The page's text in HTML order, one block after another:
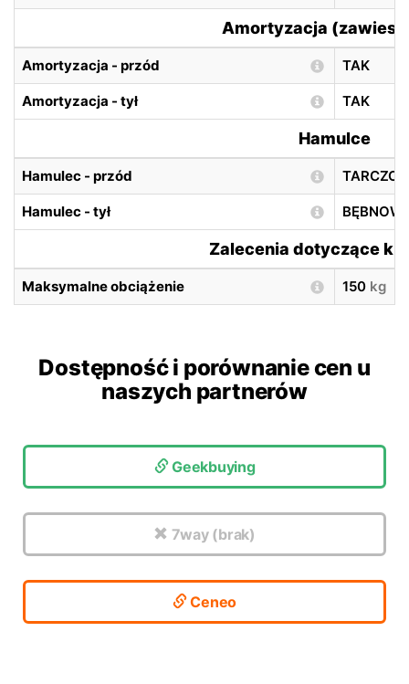
Amortyzacja
Amortyzacja - przód TAK
Amortyzacja - tył TAK
Hamulce
Hamulec - przód
Hamulec - tył
Zalecenia dotyczące
Maksymalne obciążenie 150 kg
Dostępność i porównanie cen u
naszych partnerów
Geekbuying
7way (brak)
Ceneo